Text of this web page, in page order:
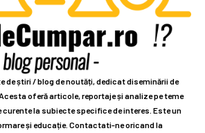
de știri / blog de noutăți, dedicat diseminării de
oferă articole, reportaje și analize pe teme
curente la subiecte specifice de interes. Este un
și educație. Contactati-ne oricand la